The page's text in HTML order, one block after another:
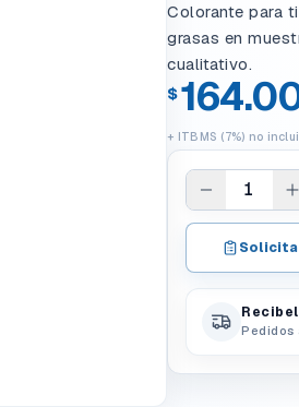
Colorante para
grasas en
cualitativo.
$
+ ITBMS (7%) no
1
Pedidos